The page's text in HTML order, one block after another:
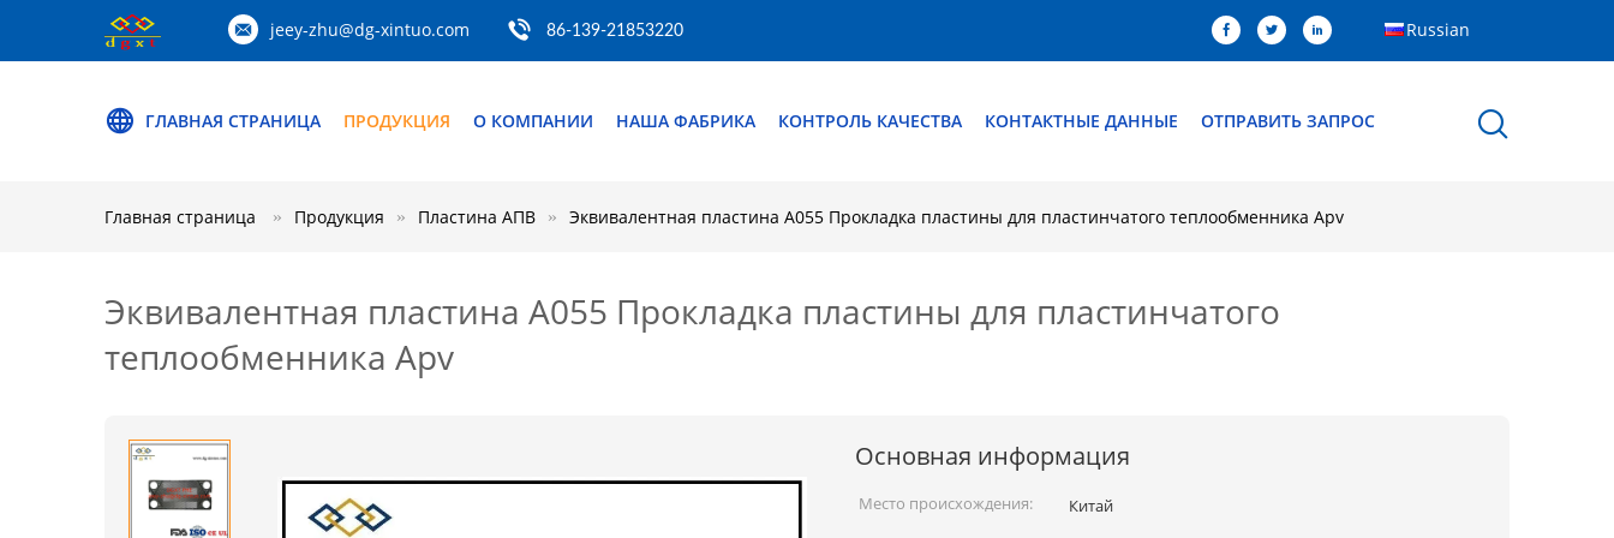
jeey-zhu@dg-xintuo.com 86-139-21853220 Russian
ГЛАВНАЯ СТРАНИЦА ПРОДУКЦИЯ О КОМПАНИИ НАША ФАБРИКА КОНТРОЛЬ КАЧЕСТВА КОНТАКТНЫЕ ДАННЫЕ ОТПРАВИТЬ ЗАПРОС
Главная страница Продукция Пластина АПВ Эквивалентная пластина A055 Прокладка пластины для пластинчатого теплообменника Apv
Эквивалентная пластина A055 Прокладка пластины для пластинчатого
теплообменника Apv
Основная информация
Место происхождения:
Китай